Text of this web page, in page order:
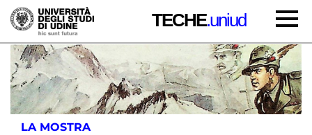
TECHE.uniud
LA MOSTRA